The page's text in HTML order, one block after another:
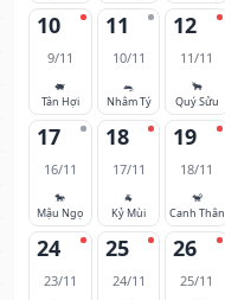
10
9/11
🐖
Tân Hợi
11
10/11
🐀
Nhâm Tý
12
11/11
🐂
Quý Sửu
17
16/11
🐎
Mậu Ngọ
18
17/11
🐐
Kỷ Mùi
19
18/11
🐒
Canh Thân
24
23/11
25
24/11
26
25/11